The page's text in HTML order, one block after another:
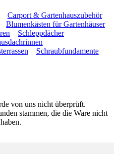
Carport & Gartenhauszubehör
Blumenkästen für Gartenhäuser
Schleppdächer
Schraubfundamente
von uns nicht überprüft.
stammen, die die Ware nicht